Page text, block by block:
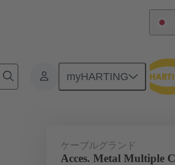
myHARTING
ケーブルグランド 09 00 000 5014
ケーブルグランド
Acces. Metal Multiple